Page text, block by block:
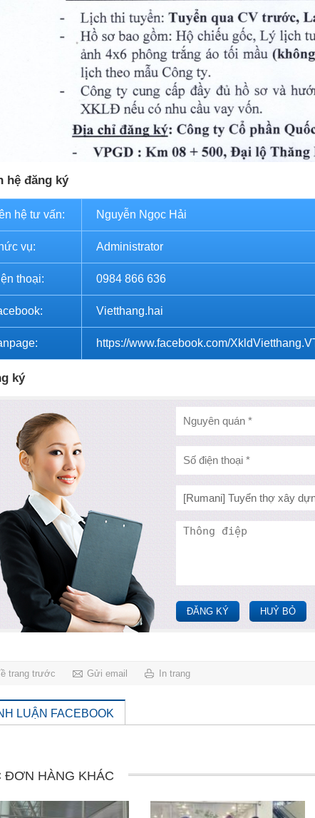
hệ đăng ký
hệ tư vấn: Nguyễn Ngọc Hải
vụ: Administrator
thoại: 0984 866 636
Vietthang.hai
https://www.facebook.com/
ký
ĐĂNG KÝ HUỶ BỎ
trang trước Gửi email In trang
LUẬN FACEBOOK
ĐƠN HÀNG KHÁC